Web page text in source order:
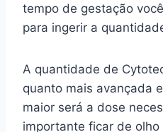
tempo de gestação
para ingerir a
A quantidade de
quanto mais avançada
maior será a dose
importante ficar de